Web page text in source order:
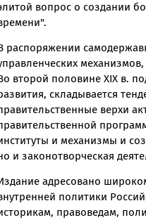
вопрос о создании
распоряжении
второй половине XIX в.
складывается
верхи
и механизмы и
и законотворческая
адресовано
политики
правоведам,